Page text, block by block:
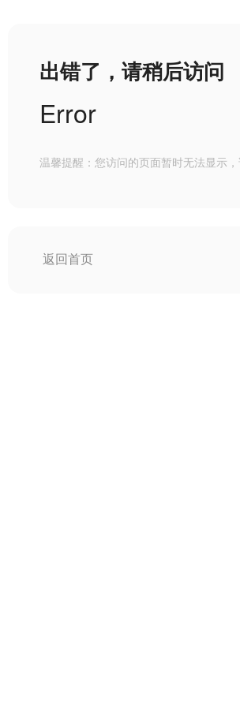
出错了，请稍后访问
Error
温馨提醒：您访问的页面暂时无法显示，
返回首页